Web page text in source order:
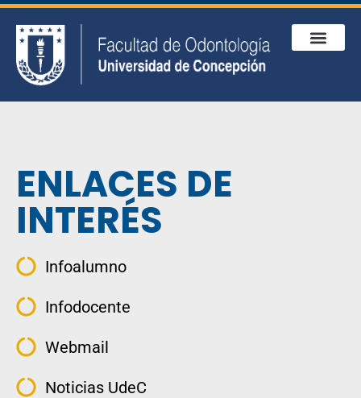
ENLACES DE
INTERÉS
Infoalumno
Infodocente
Webmail
Noticias UdeC